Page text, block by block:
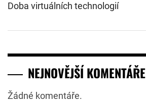
Doba virtuálních technologií
NEJNOVĚJŠÍ KOMENTÁŘE
Žádné komentáře.